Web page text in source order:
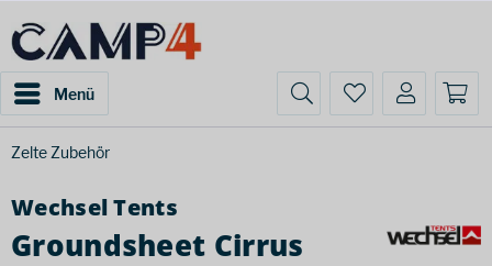
Menü
Zelte Zubehör
Wechsel Tents
Groundsheet Cirrus